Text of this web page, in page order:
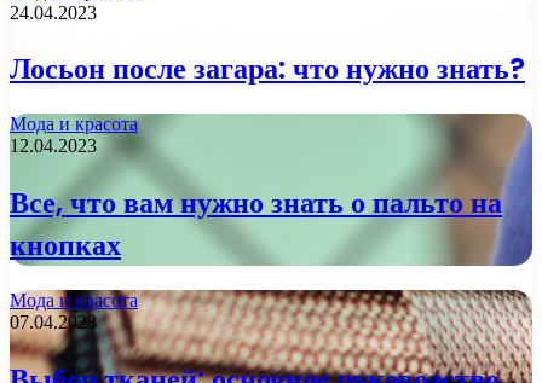
24.04.2023
Лосьон после загара: что нужно знать?
Мода и красота
12.04.2023
Все, что вам нужно знать о пальто на
кнопках
Мода и красота
07.04.2023